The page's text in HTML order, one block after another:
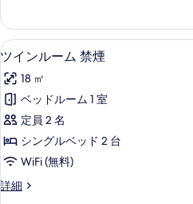
る
す
べ
て
の
写
真
を
表
示
ー
ム
禁
の
詳
細
ツ
イ
ン
ル
ー
ム
煙
7
ツインルーム 禁煙
18 ㎡
ベッドルーム 1 室
定員 2 名
シングルベッド 2 台
WiFi (無料)
詳細
ツ